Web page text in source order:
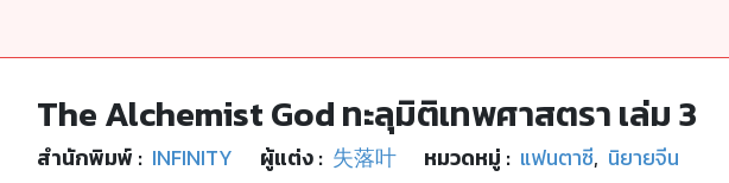
The Alchemist God ทะลุมิติเทพศาสตรา เล่ม 3
สำนักพิมพ์ : INFINITY ผู้แต่ง : 失落叶 หมวดหมู่ : แฟนตาซี, นิยายจีน